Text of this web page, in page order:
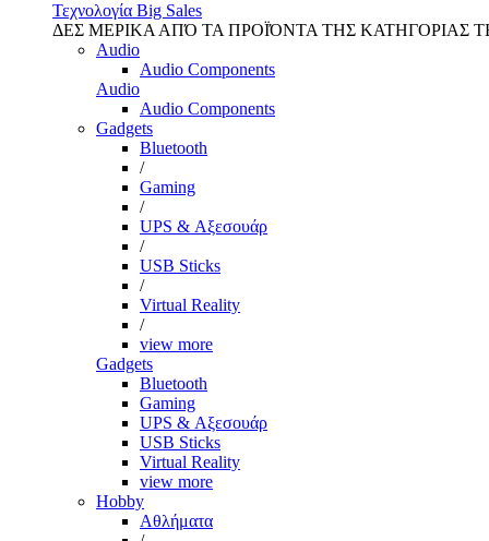
Τεχνολογία Big Sales
ΔΕΣ ΜΕΡΙΚΑ ΑΠΌ ΤΑ ΠΡΟΪΌΝΤΑ ΤΗΣ ΚΑΤΗΓΟΡΙΑΣ
Audio
Audio Components
Audio
Audio Components
Gadgets
Bluetooth
/
Gaming
/
UPS & Αξεσουάρ
/
USB Sticks
/
Virtual Reality
/
view more
Gadgets
Bluetooth
Gaming
UPS & Αξεσουάρ
USB Sticks
Virtual Reality
view more
Hobby
Αθλήματα